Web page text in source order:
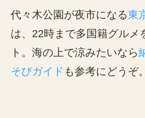
代々木公園が夜市になる東
は、22時まで多国籍グルメ
ト。海の上で涼みたいなら
そびガイド も参考にどうぞ。